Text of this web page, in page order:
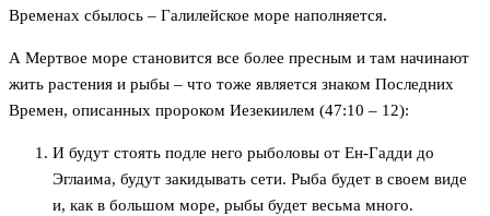
Временах сбылось – Галилейское море наполняется.
А Мертвое море становится все более пресным и там начинают
жить растения и рыбы – что тоже является знаком Последних
Времен, описанных пророком Иезекиилем (47:10 – 12):
И будут стоять подле него рыболовы от Ен-Гадди до
Эглаима, будут закидывать сети. Рыба будет в своем виде
и, как в большом море, рыбы будет весьма много.